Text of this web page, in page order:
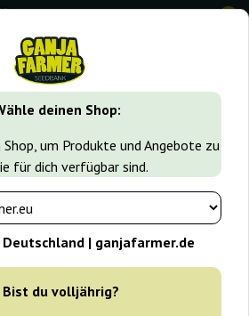
deinen Shop:
um Produkte und Angebote zu
für dich verfügbar sind.
Deutschland | ganjafarmer.de
Bist du volljährig?
0
Cannabisanbau Cannabis
Balkon und
Anbau für